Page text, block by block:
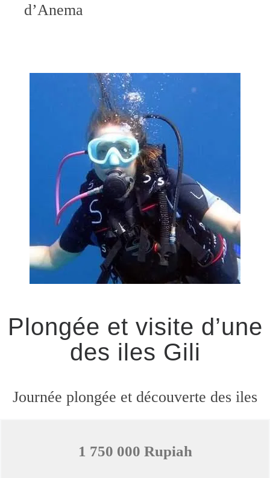
d’Anema
Plongée et visite d’une
des iles Gili
Journée plongée et découverte des iles
1 750 000 Rupiah